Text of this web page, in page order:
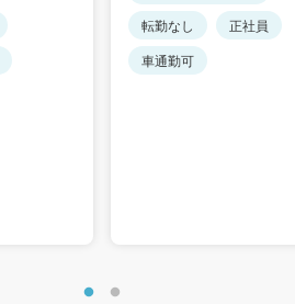
転勤なし
正社員
車通勤可